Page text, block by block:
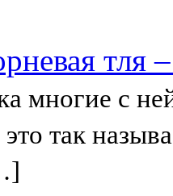
тля
многие с
так